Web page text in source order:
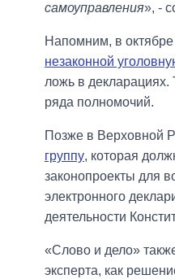
самоуправления», -
Напомним, в
незаконной
ложь в
ряда полномочий.
Позже в Верховной
группу, которая
законопроекты для
электронного
деятельности
«Слово и дело»
эксперта, как